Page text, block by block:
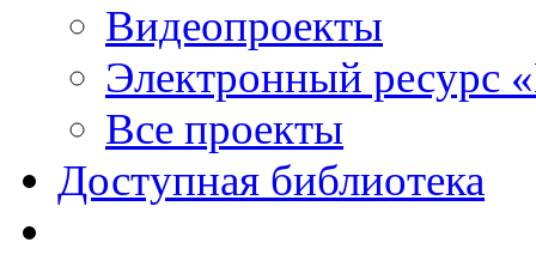
Видеопроекты
Электронный ресурс
Все проекты
Доступная библиотека